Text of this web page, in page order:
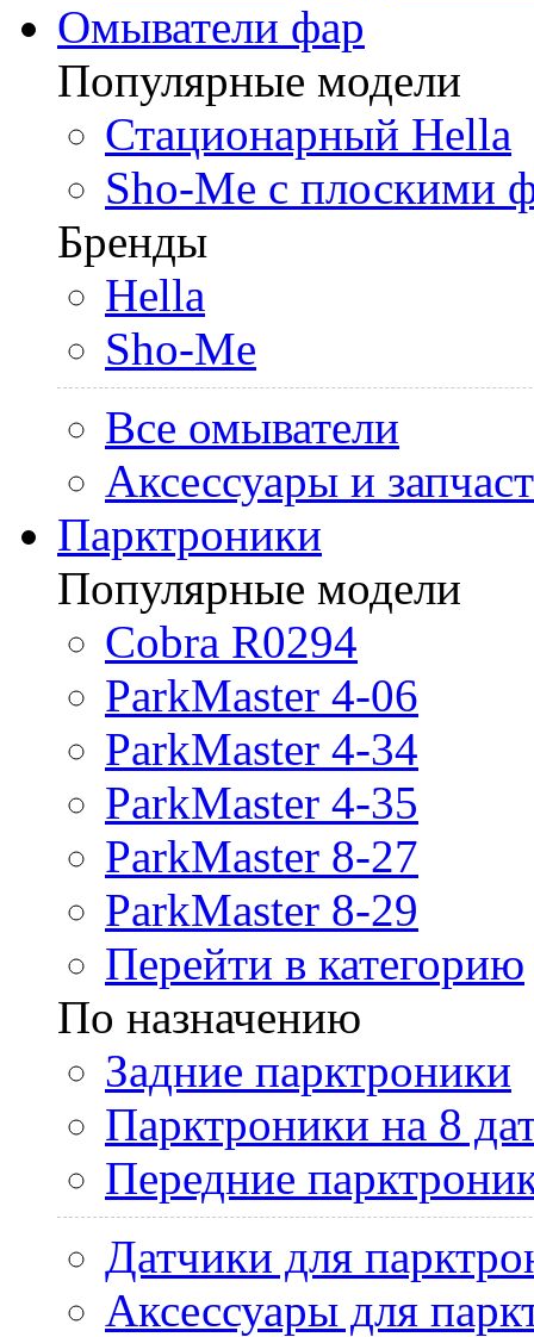
Омыватели фар
Популярные модели
Стационарный Hella
Sho-Me с плоскими
Бренды
Hella
Sho-Me
Все омыватели
Аксессуары и
Парктроники
Популярные модели
Cobra R0294
ParkMaster 4-06
ParkMaster 4-34
ParkMaster 4-35
ParkMaster 8-27
ParkMaster 8-29
Перейти в категорию
По назначению
Задние парктроники
Парктроники на 8
Передние
Датчики для
Аксессуары для